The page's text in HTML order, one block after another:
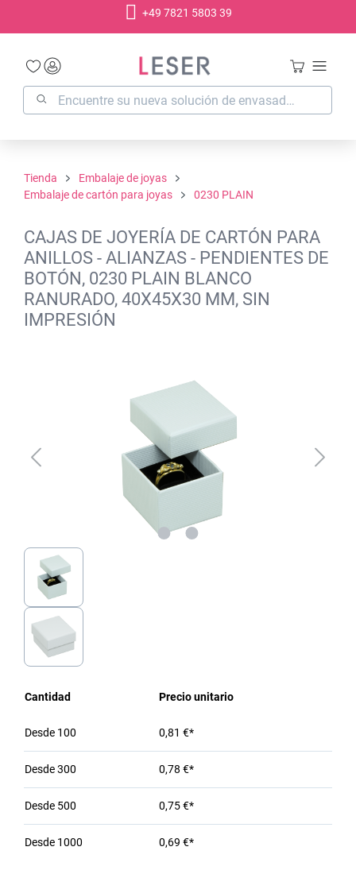
+49 7821 5803 39
Tienda
Embalaje de joyas
Embalaje de cartón para joyas
0230 PLAIN
CAJAS DE JOYERÍA DE CARTÓN PARA
ANILLOS - ALIANZAS - PENDIENTES DE
BOTÓN, 0230 PLAIN BLANCO
RANURADO, 40X45X30 MM, SIN
IMPRESIÓN
Cantidad Precio unitario
Desde 100 0,81 €*
Desde300 0,78 €*
Desde 500 0,75 €*
Desde 1000 0,69 €*